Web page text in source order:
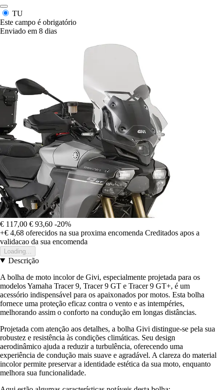
TU
Este campo é obrigatório
Enviado em 8 dias
€ 117,00 € 93,60 -20%
+€ 4,68 oferecidos na sua proxima encomenda Creditados apos a
validacao da sua encomenda
Loading...
Descrição
A bolha de moto incolor de Givi, especialmente projetada para os
modelos Yamaha Tracer 9, Tracer 9 GT e Tracer 9 GT+, é um
acessório indispensável para os apaixonados por motos. Esta bolha
fornece uma proteção eficaz contra o vento e as intempéries,
melhorando assim o conforto na condução em longas distâncias.
Projetada com atenção aos detalhes, a bolha Givi distingue-se pela sua
robustez e resistência às condições climáticas. Seu design
aerodinâmico ajuda a reduzir a turbulência, oferecendo uma
experiência de condução mais suave e agradável. A clareza do material
incolor permite preservar a identidade estética da sua moto, enquanto
melhora sua funcionalidade.